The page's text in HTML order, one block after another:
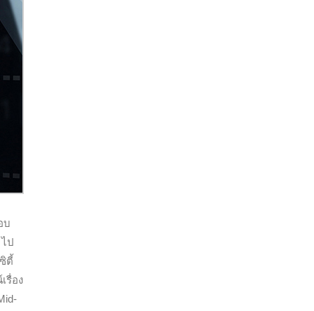
บ
ป
ตี้
รื่อง